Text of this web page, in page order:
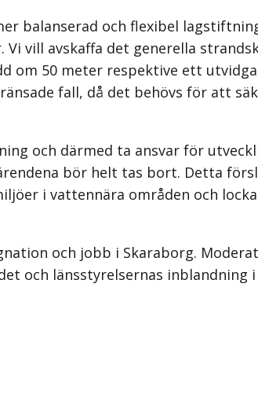
balanserad och flexibel
vill avskaffa det generella
om 50 meter respektive ett
fall, då det behövs för att
och därmed ta ansvar för
bör helt tas bort. Detta
i vattennära områden och
och jobb i Skaraborg.
och länsstyrelsernas inblandning